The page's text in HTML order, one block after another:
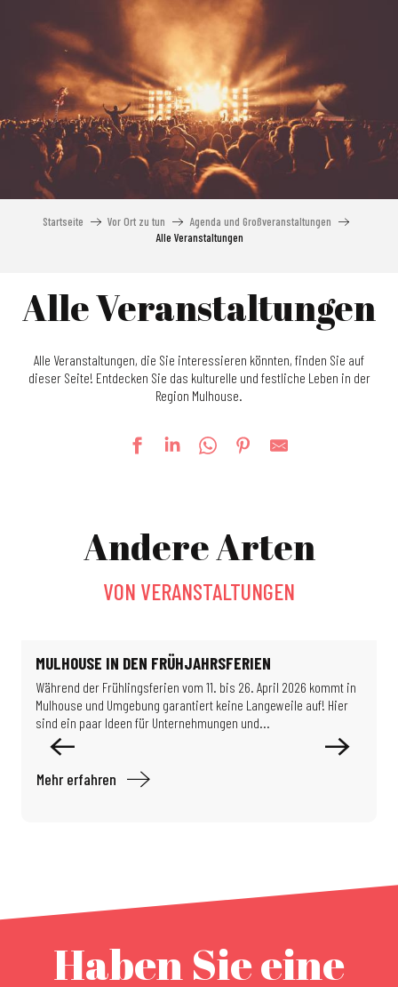
principal
Startseite Vor Ort zu tun
Agenda und Großveranstaltungen
Alle Veranstaltungen
Alle Veranstaltungen
Alle Veranstaltungen, die Sie interessieren könnten, finden Sie auf
dieser Seite! Entdecken Sie das kulturelle und festliche Leben in der
Region Mulhouse.
Le jardin de Michèle
Escape game: Das Rätsel des Professors Proton
La Guinguette bascule
Ausstellung – Migration & Klima: Wie können wir in unserer Welt leben?
Führung des Temple Saint-Etienne
Ausstellung: Les puits disparus (Die verschwundenen Brunnen)
Ausstellung: Limits of Control
Andere Arten
VON VERANSTALTUNGEN
MULHOUSE IN DEN FRÜHJAHRSFERIEN
Während der Frühlingsferien vom 11. bis 26. April 2026 kommt in
Mulhouse und Umgebung garantiert keine Langeweile auf! Hier
sind ein paar Ideen für Unternehmungen und...
Mehr erfahren
Haben Sie eine